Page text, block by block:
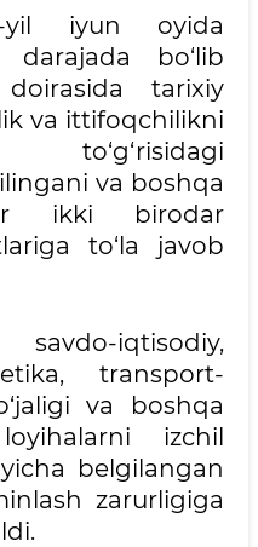
yil iyun oyida
darajada bo‘lib
tarixiy
va ittifoqchilikni
to‘g‘risidagi
va boshqa
ikki birodar
to‘la javob
iqtisodiy,
transport-
va boshqa
izchil
belgilangan
zarurligiga